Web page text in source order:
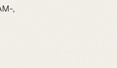
,